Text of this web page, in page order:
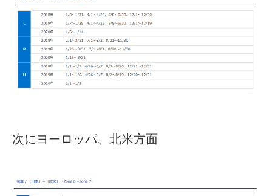
次にヨーロッパ、北米方面